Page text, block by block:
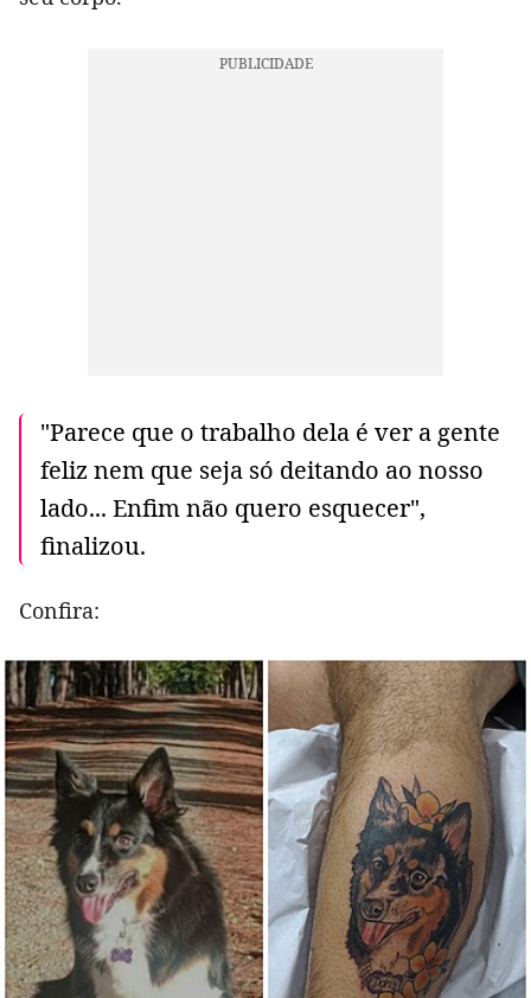
"Parece que o trabalho dela é ver a gente
feliz nem que seja só deitando ao nosso
lado... Enfim não quero esquecer",
finalizou.
Confira: